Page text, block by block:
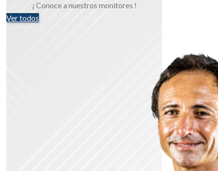
¡ Conoce a nuestros monitores !
Ver todos